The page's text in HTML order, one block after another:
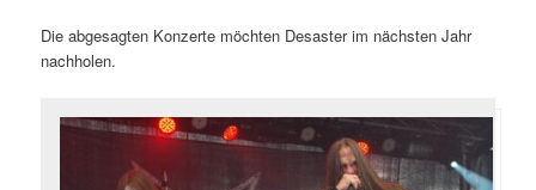
Die abgesagten Konzerte möchten Desaster im nächsten Jahr
nachholen.